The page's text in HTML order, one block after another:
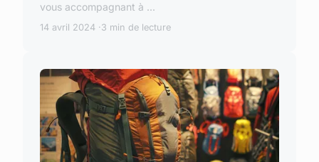
vous accompagnant à ...
14 avril 2024 3 min de lecture